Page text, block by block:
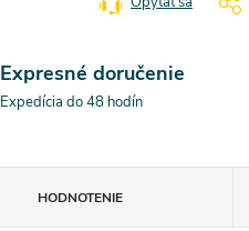
Expresné doručenie
Expedícia do 48 hodín
HODNOTENIE